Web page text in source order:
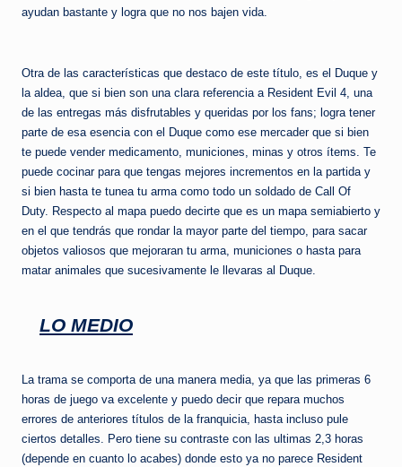
ayudan bastante y logra que no nos bajen vida.
Otra de las características que destaco de este título, es el Duque y
la aldea, que si bien son una clara referencia a Resident Evil 4, una
de las entregas más disfrutables y queridas por los fans; logra tener
parte de esa esencia con el Duque como ese mercader que si bien
te puede vender medicamento, municiones, minas y otros ítems. Te
puede cocinar para que tengas mejores incrementos en la partida y
si bien hasta te tunea tu arma como todo un soldado de Call Of
Duty. Respecto al mapa puedo decirte que es un mapa semiabierto y
en el que tendrás que rondar la mayor parte del tiempo, para sacar
objetos valiosos que mejoraran tu arma, municiones o hasta para
matar animales que sucesivamente le llevaras al Duque.
LO MEDIO
La trama se comporta de una manera media, ya que las primeras 6
horas de juego va excelente y puedo decir que repara muchos
errores de anteriores títulos de la franquicia, hasta incluso pule
ciertos detalles. Pero tiene su contraste con las ultimas 2,3 horas
(depende en cuanto lo acabes) donde esto ya no parece Resident